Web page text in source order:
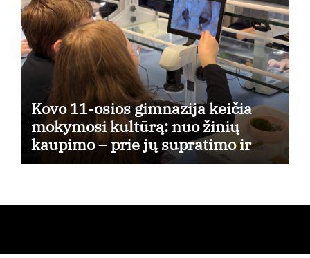
Kovo 11-osios gimnazija keičia
mokymosi kultūrą: nuo žinių
kaupimo – prie jų supratimo ir
taikymo